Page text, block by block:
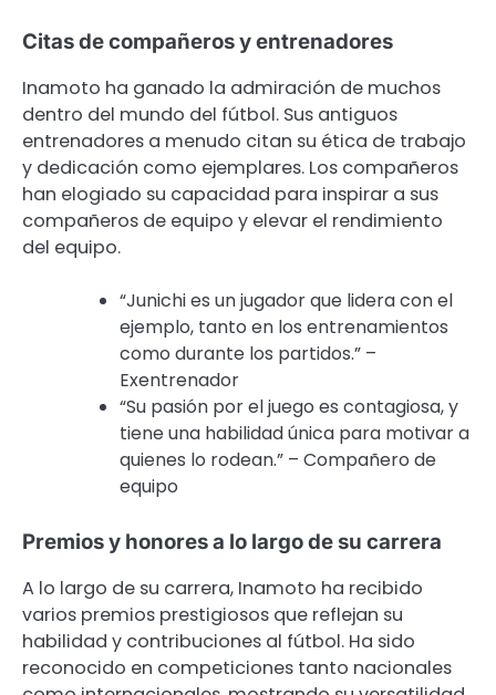
Citas de compañeros y entrenadores
Inamoto ha ganado la admiración de muchos
dentro del mundo del fútbol. Sus antiguos
entrenadores a menudo citan su ética de trabajo
y dedicación como ejemplares. Los compañeros
han elogiado su capacidad para inspirar a sus
compañeros de equipo y elevar el rendimiento
del equipo.
“Junichi es un jugador que lidera con el
ejemplo, tanto en los entrenamientos
como durante los partidos.” –
Exentrenador
“Su pasión por el juego es contagiosa, y
tiene una habilidad única para motivar a
quienes lo rodean.” – Compañero de
equipo
Premios y honores a lo largo de su carrera
A lo largo de su carrera, Inamoto ha recibido
varios premios prestigiosos que reflejan su
habilidad y contribuciones al fútbol. Ha sido
reconocido en competiciones tanto nacionales